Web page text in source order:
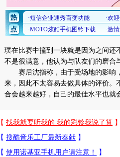
璞在比赛中撞到一块就是因为之间还
不是很满意，他认为与队友们的磨合
赛后沈指称，由于受场地的影响
来，因此不太容易去做具体的评价。
合会越来越好，自己的最佳水平也就